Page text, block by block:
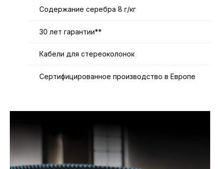
Содержание серебра 8 г/кг
30 лет гарантии**
Кабели для стереоколонок
Сертифицированное производство в Европе